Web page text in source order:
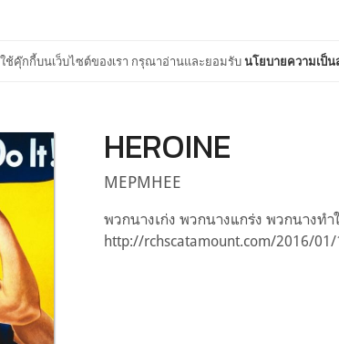
ใช้คุ๊กกี้บนเว็บไซต์ของเรา กรุณาอ่านและยอมรับนโยบายความเป็น
HEROINE
MEPMHEE
พวกนางเก่ง พวกนางแกร่ง พวกนางท
http://rchscatamount.com/2016/